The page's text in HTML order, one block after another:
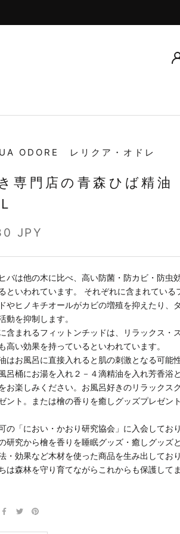
ODORE レリクア・オドレ
専門店の青森ひば精油
JPY
バは他の木に比べ、高い防菌・防カビ・防虫
といわれています。 それぞれに含まれている
やヒノキチオールがカビの増殖を抑えたり、
動を抑制します。
含まれるフィットンチッドは、リラックス・
高い効果を持っているといわれています。
はお風呂に直接入れると肌の刺激となる可能
呂桶にお湯を入れ２－４滴精油を入れ芳香浴
お楽しみください。お風呂好きのリラックス
ント。または檜の香りを癒しグッズプレゼン
の「におい・かおり研究協会」に入会してお
研究から檜を香りを睡眠グッズ・癒しグッズ
・効果など木材を使った商品を生み出してお
は森林を守り育てながらこれからも保護して